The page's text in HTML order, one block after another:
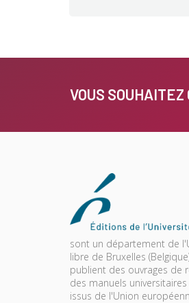
VOUS
sont un département de
libre de Bruxelles
publient des ouvrages de
des manuels
issus de l'Union